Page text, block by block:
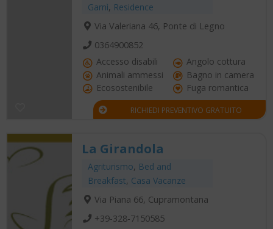
Garnì, Residence
Via Valeriana 46, Ponte di Legno
0364900852
Accesso disabili
Angolo cottura
Animali ammessi
Bagno in camera
Ecosostenibile
Fuga romantica
RICHIEDI PREVENTIVO GRATUITO
La Girandola
Agriturismo, Bed and
Breakfast, Casa Vacanze
Via Piana 66, Cupramontana
+39-328-7150585